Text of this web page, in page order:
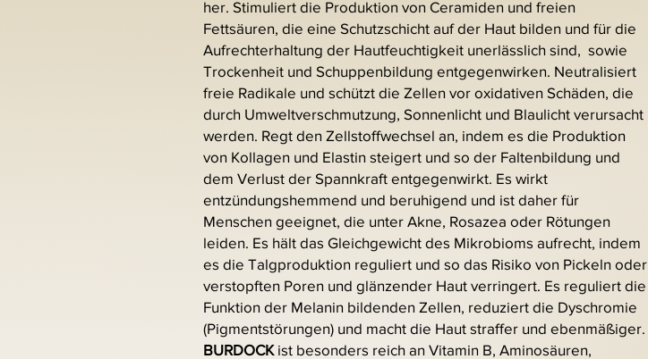
her. Stimuliert die Produktion von Ceramiden und freien
Fettsäuren, die eine Schutzschicht auf der Haut bilden und für die
Aufrechterhaltung der Hautfeuchtigkeit unerlässlich sind, sowie
Trockenheit und Schuppenbildung entgegenwirken. Neutralisiert
freie Radikale und schützt die Zellen vor oxidativen Schäden, die
durch Umweltverschmutzung, Sonnenlicht und Blaulicht verursacht
werden. Regt den Zellstoffwechsel an, indem es die Produktion
von Kollagen und Elastin steigert und so der Faltenbildung und
dem Verlust der Spannkraft entgegenwirkt. Es wirkt
entzündungshemmend und beruhigend und ist daher für
Menschen geeignet, die unter Akne, Rosazea oder Rötungen
leiden. Es hält das Gleichgewicht des Mikrobioms aufrecht, indem
es die Talgproduktion reguliert und so das Risiko von Pickeln oder
verstopften Poren und glänzender Haut verringert. Es reguliert die
Funktion der Melanin bildenden Zellen, reduziert die Dyschromie
(Pigmentstörungen) und macht die Haut straffer und ebenmäßiger.
BURDOCK ist besonders reich an Vitamin B, Aminosäuren,